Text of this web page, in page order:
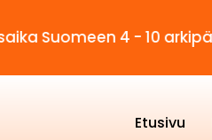
4 - 10 arkipäivää
Etusivu